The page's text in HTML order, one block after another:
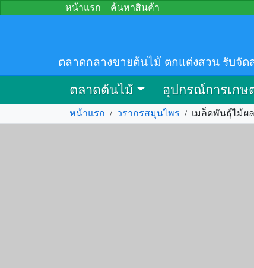
หน้าแรก ค้นหาสินค้า
ตลาดกลางขายต้นไม้ ตกแต่งสวน รับจั
ตลาดต้นไม้ อุปกรณ์การเกษ
หน้าแรก / วรากรสมุนไพร / เมล็ดพันธุ์ไม้ผ